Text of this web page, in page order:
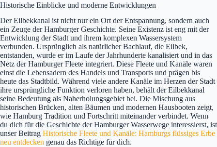
Historische Einblicke und moderne Entwicklungen
Der Eilbekkanal ist nicht nur ein Ort der Entspannung, sondern auch
ein Zeuge der Hamburger Geschichte. Seine Existenz ist eng mit der
Entwicklung der Stadt und ihrem komplexen Wassersystem
verbunden. Ursprünglich als natürlicher Bachlauf, die Eilbek,
entstanden, wurde er im Laufe der Jahrhunderte kanalisiert und in das
Netz der Hamburger Fleete integriert. Diese Fleete und Kanäle waren
einst die Lebensadern des Handels und Transports und prägen bis
heute das Stadtbild. Während viele andere Kanäle im Herzen der Stadt
ihre ursprüngliche Funktion verloren haben, behält der Eilbekkanal
seine Bedeutung als Naherholungsgebiet bei. Die Mischung aus
historischen Brücken, alten Bäumen und modernen Hausbooten zeigt,
wie Hamburg Tradition und Fortschritt miteinander verbindet. Wenn
du dich für die Geschichte der Hamburger Wasserwege interessierst, ist
unser Beitrag Historische Fleete und Kanäle: Hamburgs flüssiges Erbe
neu entdecken genau das Richtige für dich.